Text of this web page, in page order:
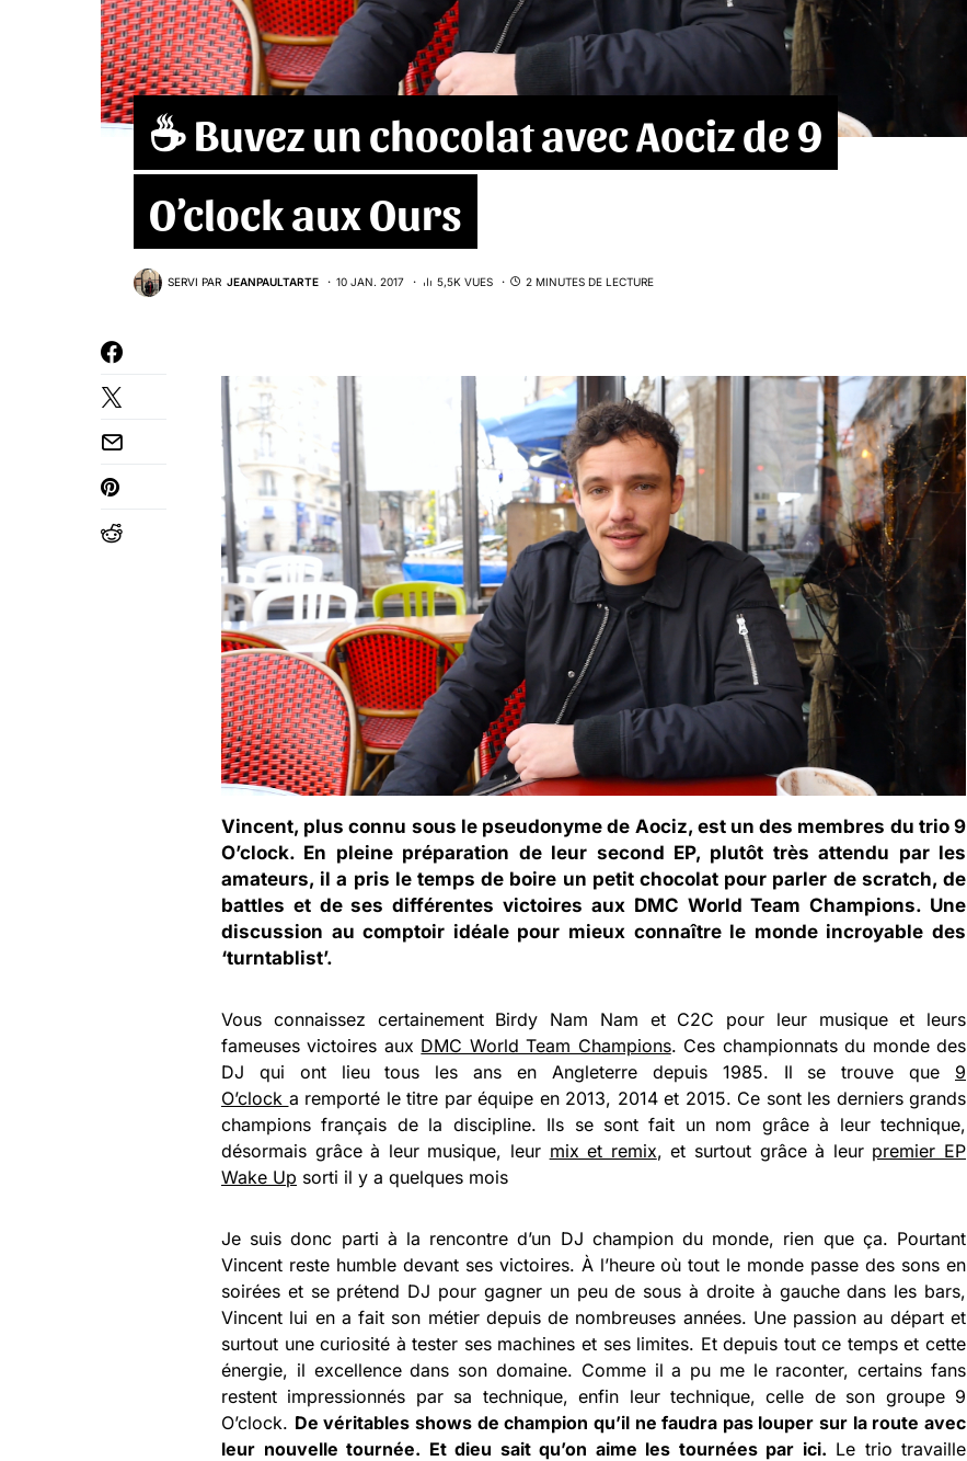
☕ Buvez un chocolat avec Aociz de 9
O’clock aux Ours
SERVI PAR JEANPAULTARTE 10 JAN. 2017 5,5K VUES 2 MINUTES DE LECTURE
Vincent, plus connu sous le pseudonyme de Aociz, est un des membres du trio 9
O’clock. En pleine préparation de leur second EP, plutôt très attendu par les
amateurs, il a pris le temps de boire un petit chocolat pour parler de scratch, de
battles et de ses différentes victoires aux DMC World Team Champions. Une
discussion au comptoir idéale pour mieux connaître le monde incroyable des
‘turntablist’.
Vous connaissez certainement Birdy Nam Nam et C2C pour leur musique et leurs
fameuses victoires aux DMC World Team Champions. Ces championnats du monde des
DJ qui ont lieu tous les ans en Angleterre depuis 1985. Il se trouve que 9
O’clock a remporté le titre par équipe en 2013, 2014 et 2015. Ce sont les derniers grands
champions français de la discipline. Ils se sont fait un nom grâce à leur technique,
désormais grâce à leur musique, leur mix et remix, et surtout grâce à leur premier EP
Wake Up sorti il y a quelques mois
Je suis donc parti à la rencontre d’un DJ champion du monde, rien que ça. Pourtant
Vincent reste humble devant ses victoires. À l’heure où tout le monde passe des sons en
soirées et se prétend DJ pour gagner un peu de sous à droite à gauche dans les bars,
Vincent lui en a fait son métier depuis de nombreuses années. Une passion au départ et
surtout une curiosité à tester ses machines et ses limites. Et depuis tout ce temps et cette
énergie, il excellence dans son domaine. Comme il a pu me le raconter, certains fans
restent impressionnés par sa technique, enfin leur technique, celle de son groupe 9
O’clock. De véritables shows de champion qu’il ne faudra pas louper sur la route avec
leur nouvelle tournée. Et dieu sait qu’on aime les tournées par ici. Le trio travaille